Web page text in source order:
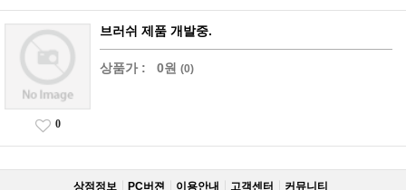
브러쉬 제품 개발중.
상품가 : 0원 (0)
0
상점정보 PC버젼 이용안내 고객센터 커뮤니티